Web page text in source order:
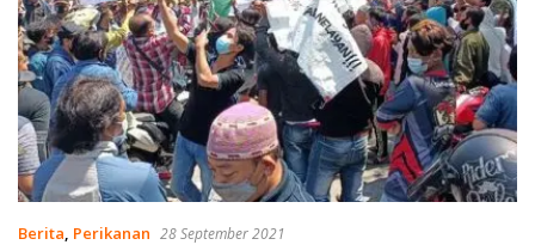
Berita, Perikanan 28 September 2021